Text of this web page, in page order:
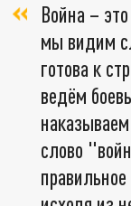
Война –
мы видим
готова к
ведём
слово